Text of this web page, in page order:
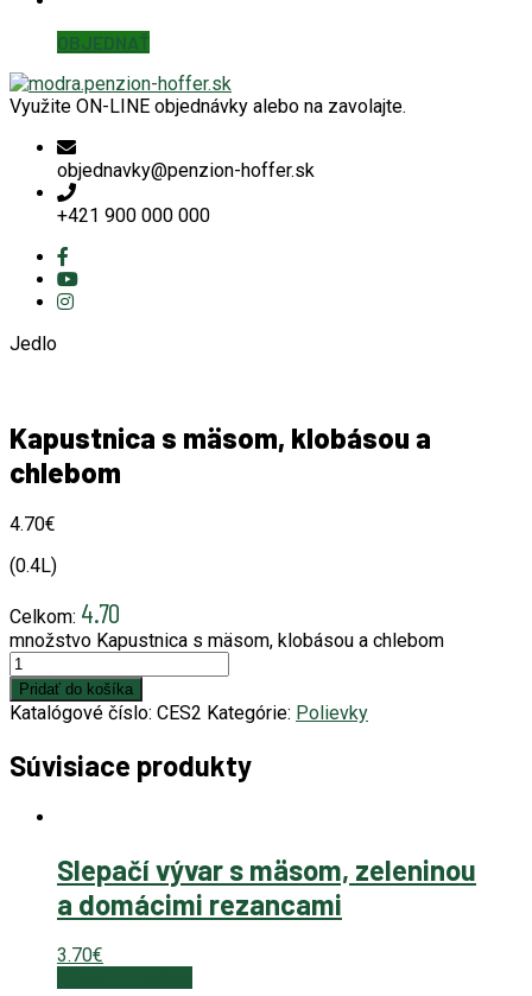
OBJEDNAŤ
Využite ON-LINE objednávky alebo na zavolajte.
objednavky@penzion-hoffer.sk
+421 900 000 000
Jedlo
Kapustnica s mäsom, klobásou a
chlebom
4.70€
(0.4L)
Celkom: 4.70
množstvo Kapustnica s mäsom, klobásou a chlebom
Pridať do košíka
Katalógové číslo: CES2 Kategórie: Polievky
Súvisiace produkty
Slepačí vývar s mäsom, zeleninou
a domácimi rezancami
3.70€